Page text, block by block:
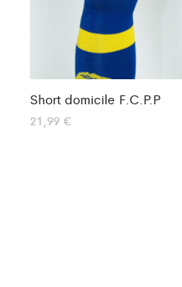
Short domicile F.C.P.P
21,99 €